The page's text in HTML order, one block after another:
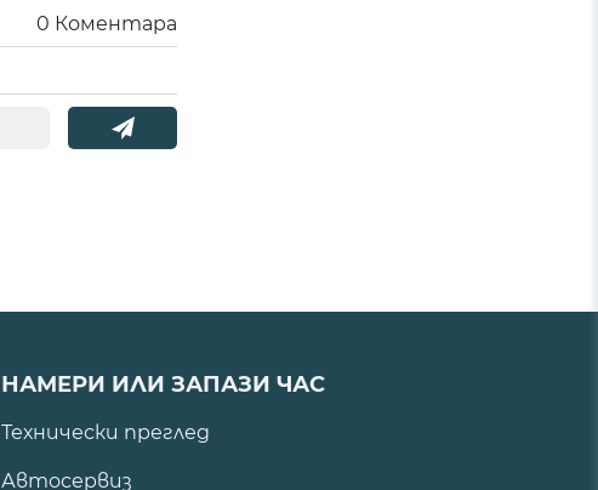
0 Коментара
НАМЕРИ ИЛИ ЗАПАЗИ ЧАС
Технически преглед
Автосервиз